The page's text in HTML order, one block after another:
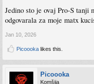
Jedino sto je ovaj Pro-S tanji
odgovarala za moje matx
Jan 10, 2026
Picoooka likes this.
Picoooka
Komšija